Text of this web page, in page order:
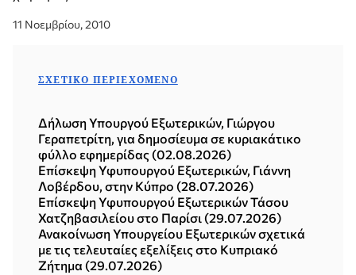
11 Νοεμβρίου, 2010
ΣΧΕΤΙΚΌ ΠΕΡΙΕΧΌΜΕΝΟ
Δήλωση Υπουργού Εξωτερικών, Γιώργου
Γεραπετρίτη, για δημοσίευμα σε κυριακάτικο
φύλλο εφημερίδας (02.08.2026)
Επίσκεψη Υφυπουργού Εξωτερικών, Γιάννη
Λοβέρδου, στην Κύπρο (28.07.2026)
Επίσκεψη Υφυπουργού Εξωτερικών Τάσου
Χατζηβασιλείου στο Παρίσι (29.07.2026)
Ανακοίνωση Υπουργείου Εξωτερικών σχετικά
με τις τελευταίες εξελίξεις στο Κυπριακό
Ζήτημα (29.07.2026)